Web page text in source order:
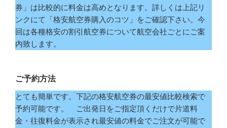
券」は比較的に料金は高めとなります。詳しくは上記リ
ンクにて「格安航空券購入のコツ」をご確認下さい。今
回は各種格安の割引航空券について航空会社ごとにご案
内致します。
ご予約方法
とても簡単です。下記の格安航空券の最安値比較検索で
予約可能です。 ご出発日をご指定頂くだけで片道料
金・往復料金が表示され最安値の料金でご注文が可能で